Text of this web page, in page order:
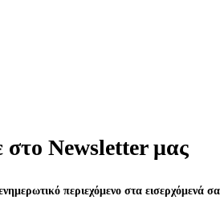
στο Newsletter μας
περιεχόμενο στα εισερχόμενά